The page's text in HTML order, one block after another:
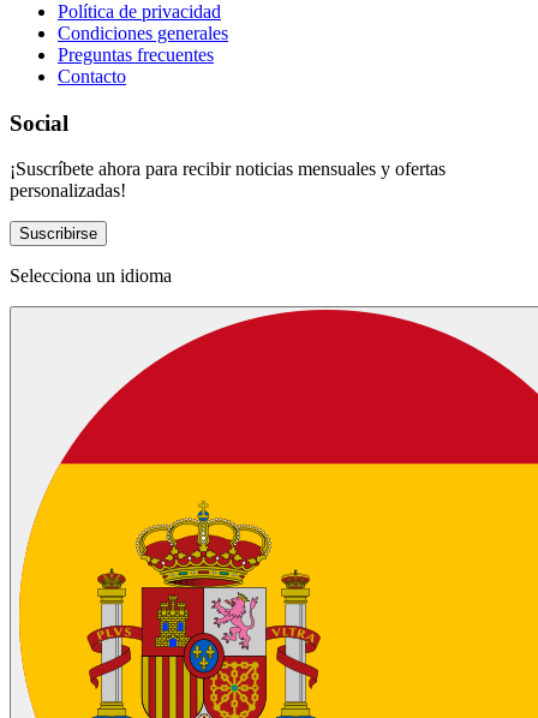
Política de privacidad
Condiciones generales
Preguntas frecuentes
Contacto
Social
¡Suscríbete ahora para recibir noticias mensuales y ofertas
personalizadas!
Suscribirse
Selecciona un idioma